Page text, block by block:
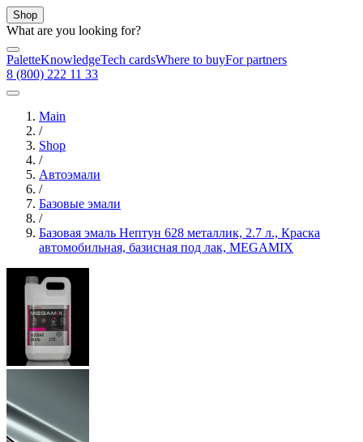
Shop
What are you looking for?
PaletteKnowledgeTech cardsWhere to buyFor partners
8 (800) 222 11 33
Main
/
Shop
/
Автоэмали
/
Базовые эмали
/
Базовая эмаль Нептун 628 металлик, 2.7 л., Краска
автомобильная, базисная под лак, MEGAMIX